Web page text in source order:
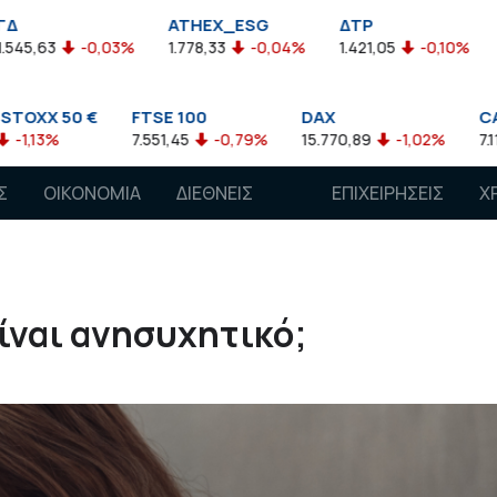
-0,03%
ATHEX_ESG
1.778,33 -0,04%
ΔΤΡ
1.421,05 -0,10% 2.211,72
€ FTSE 100
7.551,45 -0,79% 15.770,89 -1,02% 7.118,50 -
ΟΙΚΟΝΟΜΙΑ
ΔΙΕΘΝΕΙΣ
ΕΠΙΧΕΙΡΗΣΕΙΣ
ανησυχητικό;